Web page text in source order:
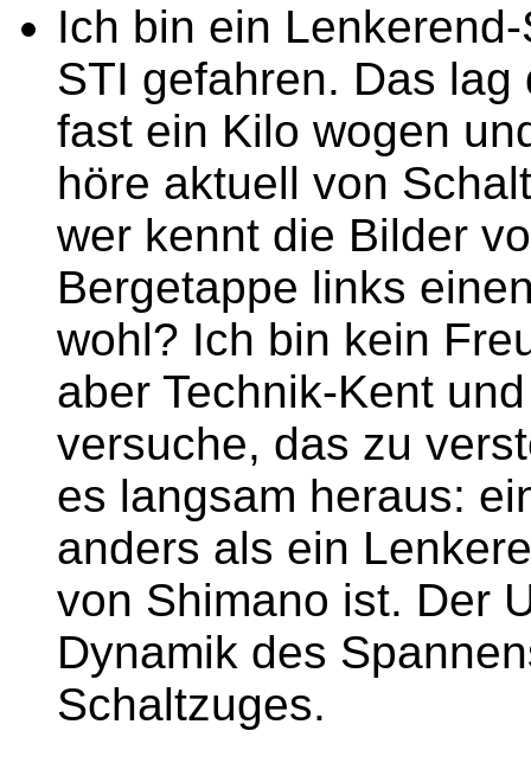
Ich bin ein
STI gefahren. Das
fast ein Kilo wogen
höre aktuell von
wer kennt die Bilder
Bergetappe links
wohl? Ich bin kein
aber Technik-Kent
versuche, das zu
es langsam heraus:
anders als ein
von Shimano ist. Der
Dynamik des
Schaltzuges.